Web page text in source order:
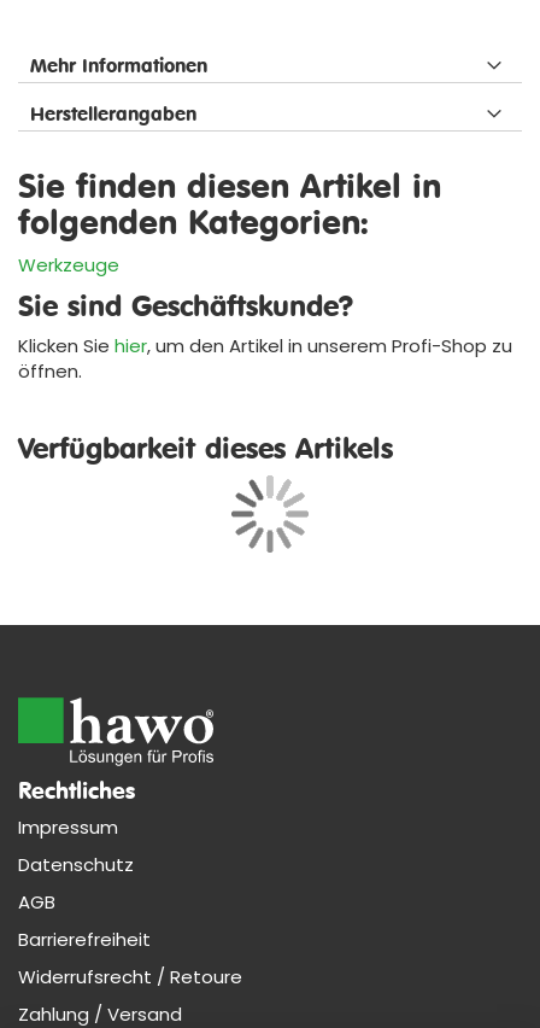
Sie sind Geschäftskunde?
Klicken Sie hier, um den Artikel in unserem Profi-Shop zu
öffnen.
Verfügbarkeit dieses Artikels
Mehr Informationen
Herstellerangaben
Sie finden diesen Artikel in
folgenden Kategorien:
Werkzeuge
Rechtliches
Impressum
Datenschutz
AGB
Barrierefreiheit
Widerrufsrecht / Retoure
Zahlung / Versand